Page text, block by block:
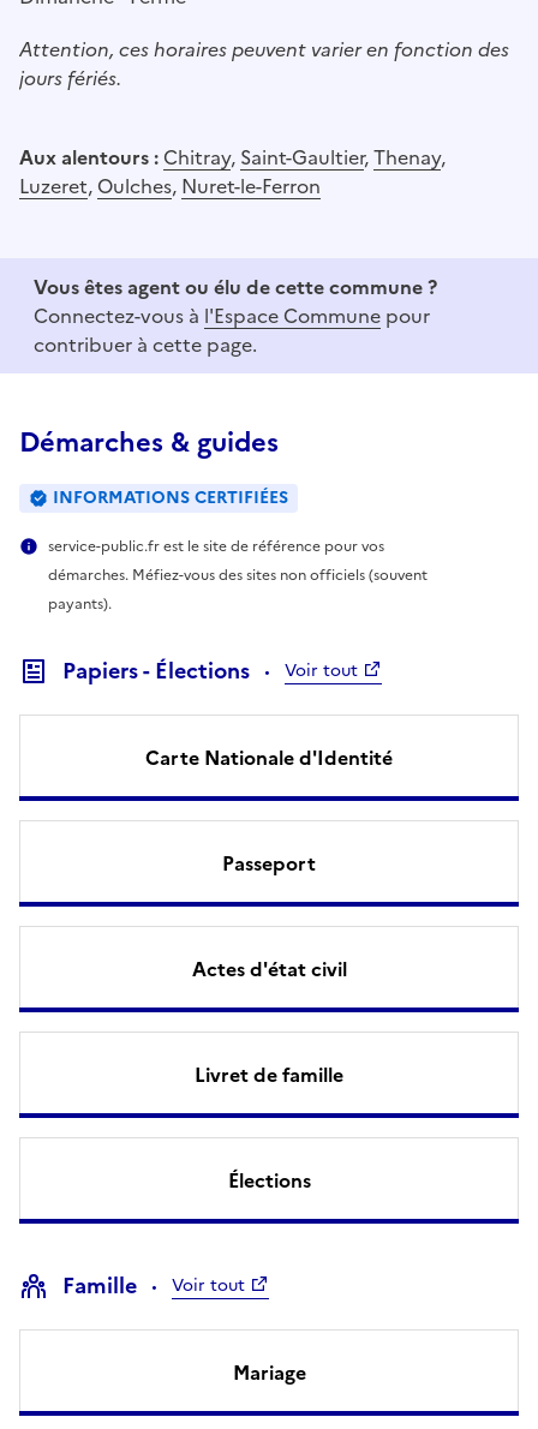
Attention, ces horaires peuvent varier en fonction des
jours fériés.
Aux alentours : Chitray, Saint-Gaultier,Thenay,
Luzeret, Oulches, Nuret-le-Ferron
Vous êtes agent ou élu de cette commune ?
Connectez-vous à l'Espace Commune pour
contribuer à cette page.
Démarches & guides
INFORMATIONS CERTIFIÉES
service-public.fr est le site de référence pour vos
démarches. Méfiez-vous des sites non officiels (souvent
payants).
Papiers - Élections Voir tout
Carte Nationale d'Identité
Passeport
Actes d'état civil
Livret de famille
Élections
Famille Voir tout
Mariage